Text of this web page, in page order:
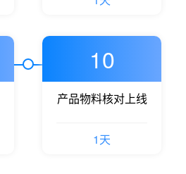
10
产品物料核对上线
1天